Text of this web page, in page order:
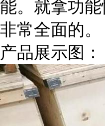
能。就拿功
非常全面的。
产品展示图：